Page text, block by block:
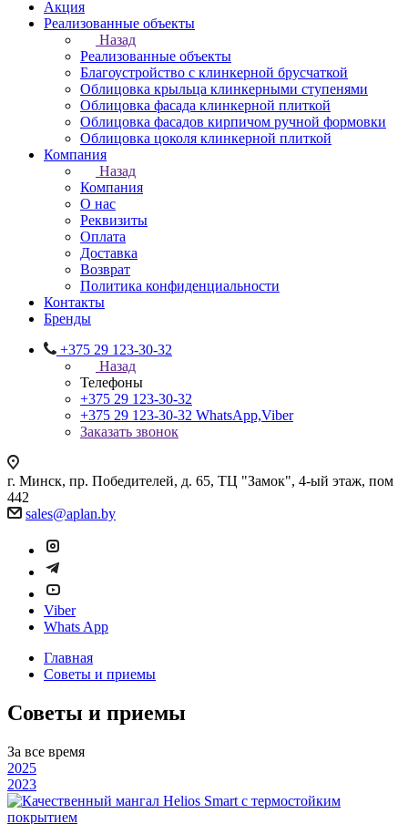
Акция
Реализованные объекты
Назад
Реализованные объекты
Благоустройство с клинкерной брусчаткой
Облицовка крыльца клинкерными ступенями
Облицовка фасада клинкерной плиткой
Облицовка фасадов кирпичом ручной формовки
Облицовка цоколя клинкерной плиткой
Компания
Назад
Компания
О нас
Реквизиты
Оплата
Доставка
Возврат
Политика конфиденциальности
Контакты
Бренды
+375 29 123-30-32
Назад
Телефоны
+375 29 123-30-32
+375 29 123-30-32 WhatsApp,Viber
Заказать звонок
г. Минск, пр. Победителей, д. 65, ТЦ "Замок", 4-ый этаж, пом
442
sales@aplan.by
Viber
Whats App
Главная
Советы и приемы
Советы и приемы
За все время
2025
2023